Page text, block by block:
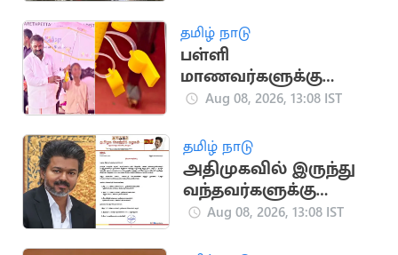
தமிழ் நாடு
பள்ளி
மாணவர்களுக்கு
விசிலுடன் கூடிய
அமைச்சர் தென்னரசு
Aug 08, 2026, 13:08 IST
தமிழ் நாடு
அதிமுகவில் இருந்து
வந்தவர்களுக்கு
பதவியை அறிவித்த
Aug 08, 2026, 13:08 IST